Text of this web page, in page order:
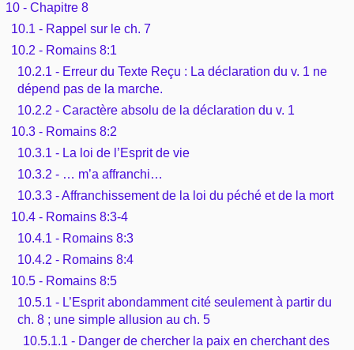
10 - Chapitre 8
10.1 - Rappel sur le ch. 7
10.2 - Romains 8:1
10.2.1 - Erreur du Texte Reçu : La déclaration du v. 1 ne
dépend pas de la marche.
10.2.2 - Caractère absolu de la déclaration du v. 1
10.3 - Romains 8:2
10.3.1 - La loi de l’Esprit de vie
10.3.2 - … m’a affranchi…
10.3.3 - Affranchissement de la loi du péché et de la mort
10.4 - Romains 8:3-4
10.4.1 - Romains 8:3
10.4.2 - Romains 8:4
10.5 - Romains 8:5
10.5.1 - L’Esprit abondamment cité seulement à partir du
ch. 8 ; une simple allusion au ch. 5
10.5.1.1 - Danger de chercher la paix en cherchant des